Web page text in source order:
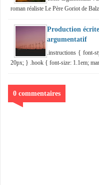
roman réaliste Le Père Goriot de
Production
argumentatif
.instructions { font-
20px; } .hook { font-size: 1.1em;
0 commentaires